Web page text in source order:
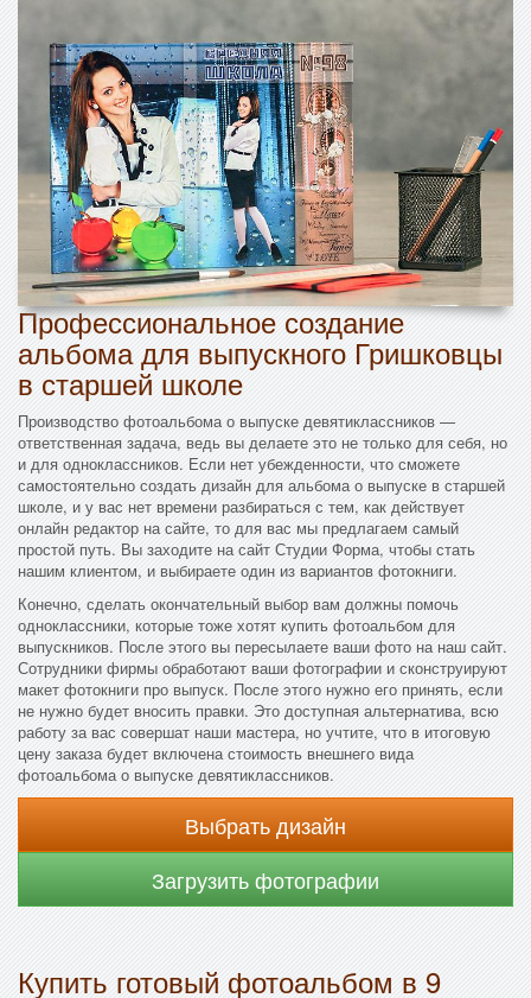
Профессиональное создание
альбома для выпускного Гришковцы
в старшей школе
Производство фотоальбома о выпуске девятиклассников —
ответственная задача, ведь вы делаете это не только для себя, но
и для одноклассников. Если нет убежденности, что сможете
самостоятельно создать дизайн для альбома о выпуске в старшей
школе, и у вас нет времени разбираться с тем, как действует
онлайн редактор на сайте, то для вас мы предлагаем самый
простой путь. Вы заходите на сайт Студии Форма, чтобы стать
нашим клиентом, и выбираете один из вариантов фотокниги.
Конечно, сделать окончательный выбор вам должны помочь
одноклассники, которые тоже хотят купить фотоальбом для
выпускников. После этого вы пересылаете ваши фото на наш сайт.
Сотрудники фирмы обработают ваши фотографии и сконструируют
макет фотокниги про выпуск. После этого нужно его принять, если
не нужно будет вносить правки. Это доступная альтернатива, всю
работу за вас совершат наши мастера, но учтите, что в итоговую
цену заказа будет включена стоимость внешнего вида
фотоальбома о выпуске девятиклассников.
Выбрать дизайн
Загрузить фотографии
Купить готовый фотоальбом в 9